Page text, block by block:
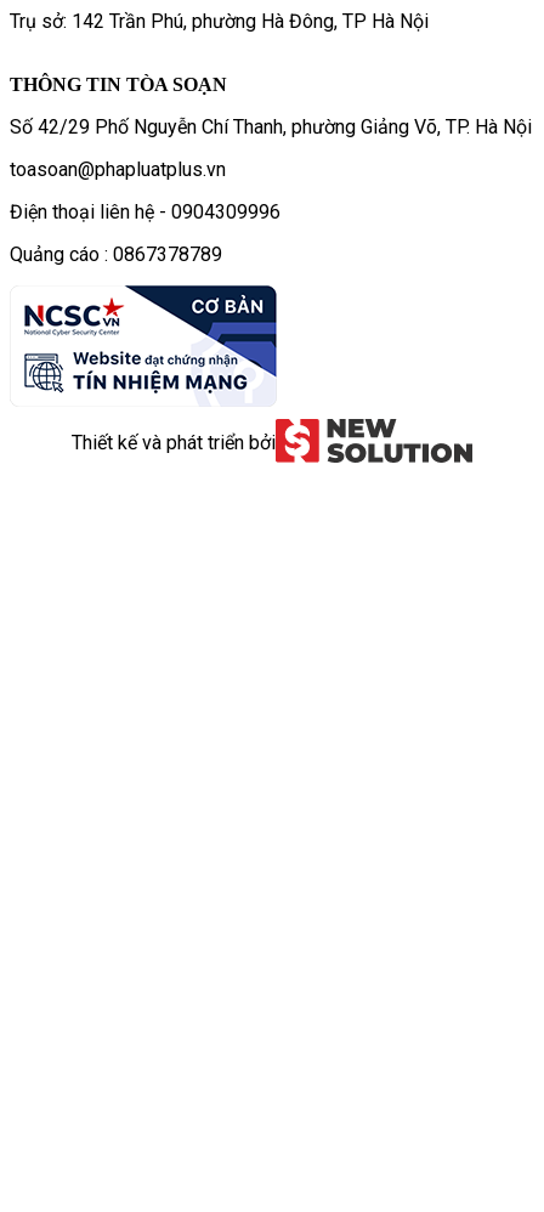
Trụ sở: 142 Trần Phú, phường Hà Đông, TP Hà Nội
THÔNG TIN TÒA SOẠN
Số 42/29 Phố Nguyễn Chí Thanh, phường Giảng Võ, TP. Hà Nội
toasoan@phapluatplus.vn
Điện thoại liên hệ - 0904309996
Quảng cáo : 0867378789
Thiết kế và phát triển bởi